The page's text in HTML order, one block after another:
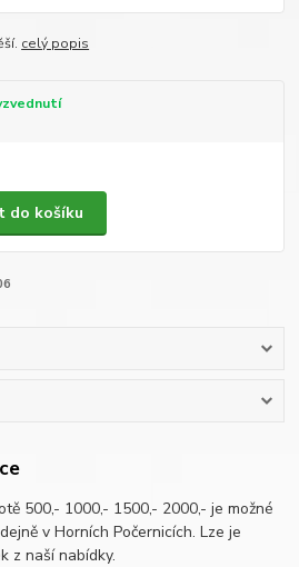
celý popis
do košíku
500,- 1000,- 1500,- 2000,- je možné
v Horních Počernicích. Lze je
z naší nabídky.